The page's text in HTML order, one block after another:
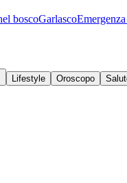
boscoGarlasco
Lifestyle Oroscopo